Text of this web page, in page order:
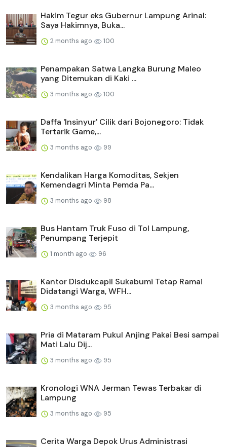
Hakim Tegur eks Gubernur Lampung Arinal:
Saya Hakimnya, Buka...
2 months ago 100
Penampakan Satwa Langka Burung Maleo
yang Ditemukan di Kaki ...
3 months ago 100
Daffa 'Insinyur' Cilik dari Bojonegoro: Tidak
Tertarik Game,...
3 months ago 99
Kendalikan Harga Komoditas, Sekjen
Kemendagri Minta Pemda Pa...
3 months ago 98
Bus Hantam Truk Fuso di Tol Lampung,
Penumpang Terjepit
1 month ago 96
Kantor Disdukcapil Sukabumi Tetap Ramai
Didatangi Warga, WFH...
3 months ago 95
Pria di Mataram Pukul Anjing Pakai Besi sampai
Mati Lalu Dij...
3 months ago 95
Kronologi WNA Jerman Tewas Terbakar di
Lampung
3 months ago 95
Cerita Warga Depok Urus Administrasi